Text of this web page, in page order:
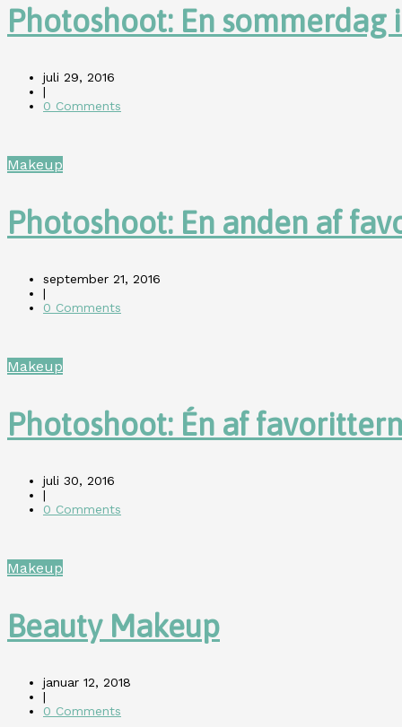
Photoshoot: En sommerdag
juli 29, 2016
|
0 Comments
Makeup
Photoshoot: En anden af
september 21, 2016
|
0 Comments
Makeup
Photoshoot: Én af
juli 30, 2016
|
0 Comments
Makeup
Beauty Makeup
januar 12, 2018
|
0 Comments